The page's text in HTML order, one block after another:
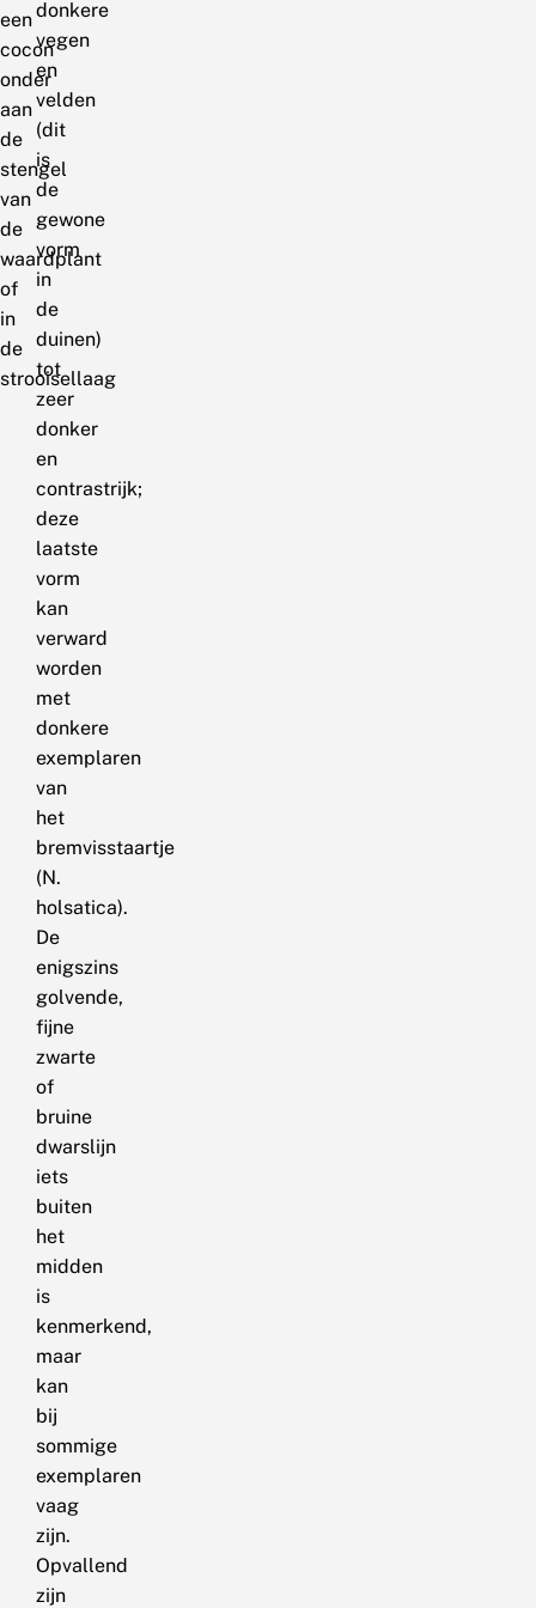
een
cocon
onder
aan
de
stengel
van
de
waardplant
of
in
de
strooisellaag
donkere
vegen
en
velden
(dit
is
de
gewone
vorm
in
de
duinen)
tot
zeer
donker
en
contrastrijk;
deze
laatste
vorm
kan
verward
worden
met
donkere
exemplaren
van
het
bremvisstaartje
(N.
holsatica).
De
enigszins
golvende,
fijne
zwarte
of
bruine
dwarslijn
iets
buiten
het
midden
is
kenmerkend,
maar
kan
bij
sommige
exemplaren
vaag
zijn.
Opvallend
zijn